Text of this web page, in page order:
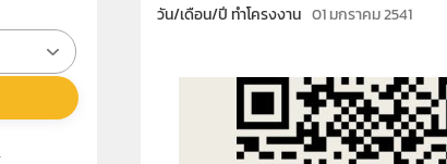
วัน/เดือน/ปี ทำโครงงาน 01 มกราคม 2541